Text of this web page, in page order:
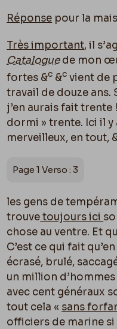
Réponse pour la
Très important, il
Cataloguede mon
fortes &c &c vient de
travail de douze ans.
j’en aurais fait trente
dormi » trente. Ici il
merveilleux, en tout,
Page 1 Verso : 3
les gens de
trouvetoujours ici
chose au ventre. Et
C’est ce qui fait
écrasé, brulé,
un million
avec cent généraux
tout cela « sans
officiers de marine si